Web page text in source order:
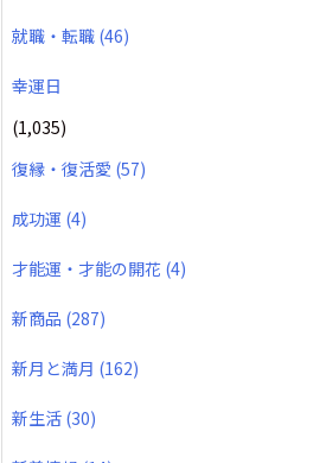
就職・転職 (46)
幸運日
(1,035)
復縁・復活愛 (57)
成功運 (4)
才能運・才能の開花 (4)
新商品 (287)
新月と満月 (162)
新生活 (30)